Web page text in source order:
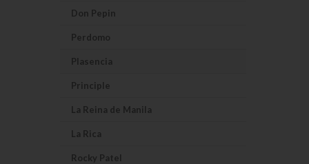
Don Pepin
Perdomo
Plasencia
Principle
La Reina de Manila
La Rica
Rocky Patel